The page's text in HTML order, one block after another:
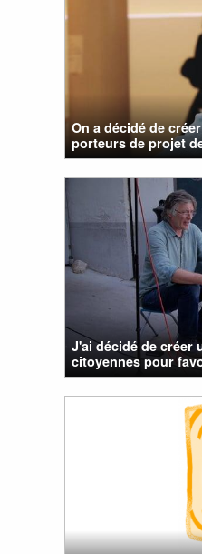
On a décidé de
porteurs de projet
J'ai décidé de créer
citoyennes pour